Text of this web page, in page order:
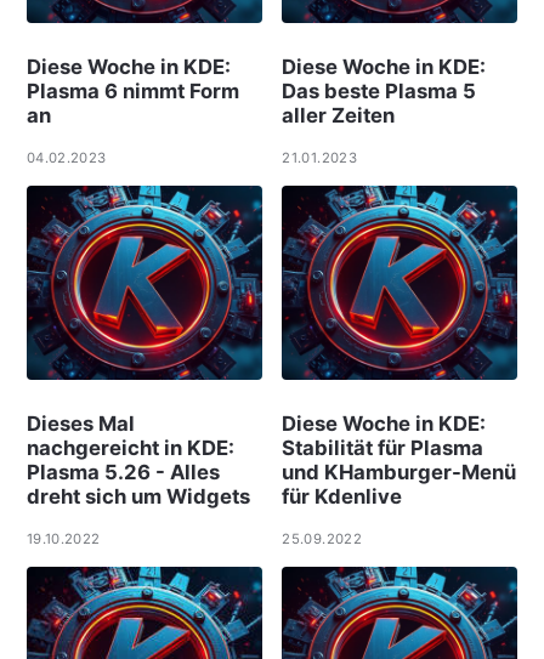
Diese Woche in KDE:
Plasma 6 nimmt Form
an
04.02.2023
Diese Woche in KDE:
Das beste Plasma 5
aller Zeiten
21.01.2023
Dieses Mal
nachgereicht in KDE:
Plasma 5.26 - Alles
dreht sich um Widgets
19.10.2022
Diese Woche in KDE:
Stabilität für Plasma
und KHamburger-Menü
für Kdenlive
25.09.2022